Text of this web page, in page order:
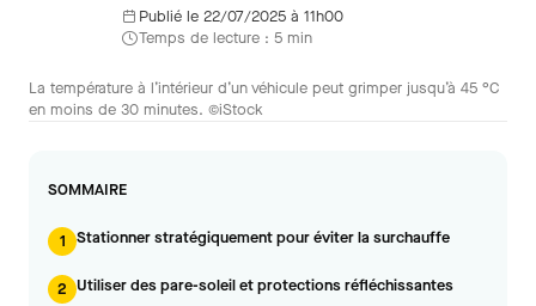
Publié le 22/07/2025 à 11h00
Temps de lecture : 5 min
La température à l’intérieur d’un véhicule peut grimper jusqu’à 45 °C
en moins de 30 minutes. ©iStock
SOMMAIRE
1 Stationner stratégiquement pour éviter la surchauffe
2 Utiliser des pare-soleil et protections réfléchissantes